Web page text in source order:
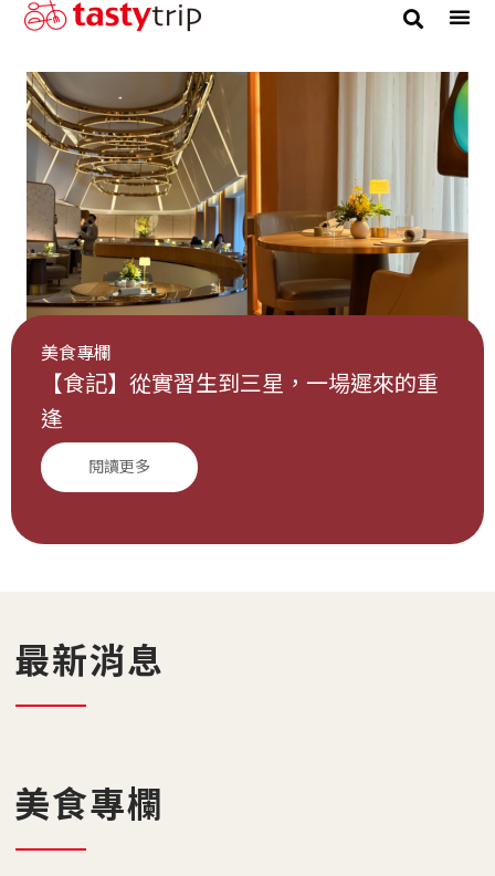
美食專欄
【食記】從實習生到三星，一場遲來的重
逢
閱讀更多
最新消息
美食專欄